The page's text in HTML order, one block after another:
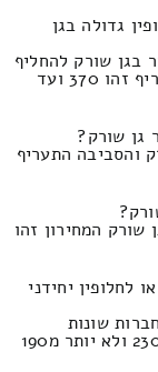
גדולה בגן
בגן שורק להחליף
טיטול בסינתזה של לבצע פירוק והרכבה התעריף זהו 370 ועד
גן שורק?
והסביבה התעריף
שורק המחירון זהו
לחלופין יחידני
שונות
בשילוב מלאכת סבלים בגן שורק התמחור זה 230 ולא יותר מ190